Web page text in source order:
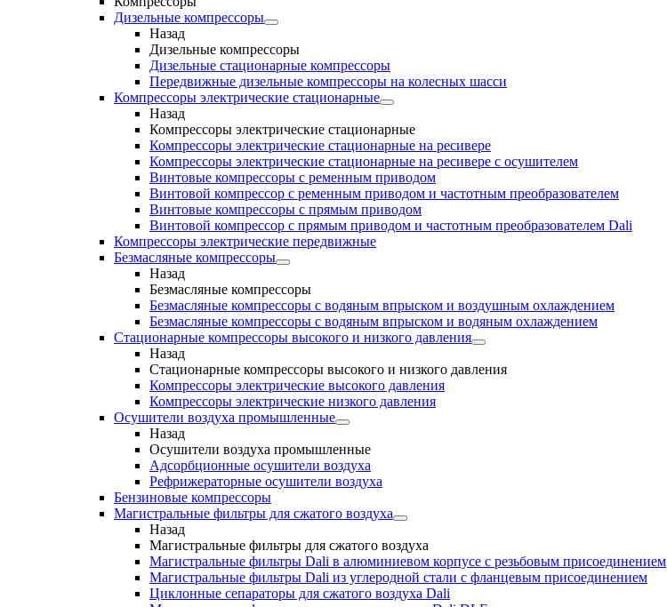
Дизельные компрессоры
Назад
Дизельные компрессоры
Дизельные стационарные компрессоры
Передвижные дизельные компрессоры на колесных шасси
Компрессоры электрические стационарные
Назад
Компрессоры электрические стационарные
Компрессоры электрические стационарные на ресивере
Компрессоры электрические стационарные на ресивере с осушителем
Винтовые компрессоры с ременным приводом
Винтовой компрессор с ременным приводом и частотным преобразователем
Винтовые компрессоры с прямым приводом
Винтовой компрессор с прямым приводом и частотным преобразователем Dali
Компрессоры электрические передвижные
Безмасляные компрессоры
Назад
Безмасляные компрессоры
Безмасляные компрессоры с водяным впрыском и воздушным охлаждением
Безмасляные компрессоры с водяным впрыском и водяным охлаждением
Стационарные компрессоры высокого и низкого давления
Назад
Стационарные компрессоры высокого и низкого давления
Компрессоры электрические высокого давления
Компрессоры электрические низкого давления
Осушители воздуха промышленные
Назад
Осушители воздуха промышленные
Адсорбционные осушители воздуха
Рефрижераторные осушители воздуха
Бензиновые компрессоры
Магистральные фильтры для сжатого воздуха
Назад
Магистральные фильтры для сжатого воздуха
Магистральные фильтры Dali в алюминиевом корпусе с резьбовым присоединением
Магистральные фильтры Dali из углеродной стали с фланцевым присоединением
Циклонные сепараторы для сжатого воздуха Dali